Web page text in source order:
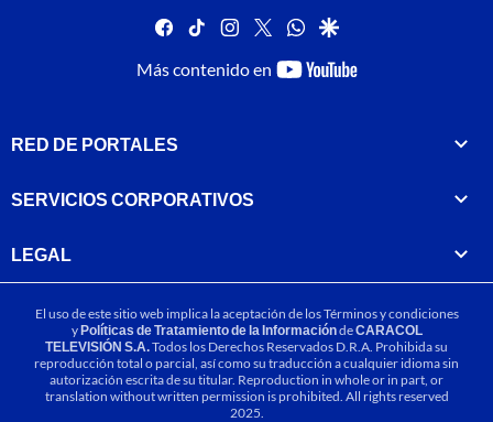
facebook
tiktok instagram
twitterwhatsapp
google
Más contenido en
youtube-
RED DE PORTALES
SERVICIOS CORPORATIVOS
LEGAL
El uso de este sitio web implica la aceptación de losTérminos y condiciones
yPolíticas de Tratamiento de la InformacióndeCARACOL
TELEVISIÓN S.A.Todos los Derechos Reservados D.R.A. Prohibida su
reproducción total o parcial, así como su traducción a cualquier idioma sin
autorización escrita de su titular. Reproduction in whole or in part, or
translation without written permission is prohibited. All rights reserved
2025.